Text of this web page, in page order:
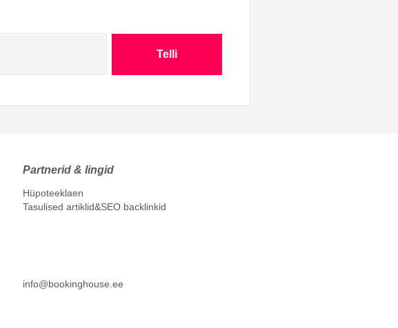
Telli
Partnerid & lingid
Hüpoteeklaen
Tasulised artiklid&SEO backlinkid
info@bookinghouse.ee